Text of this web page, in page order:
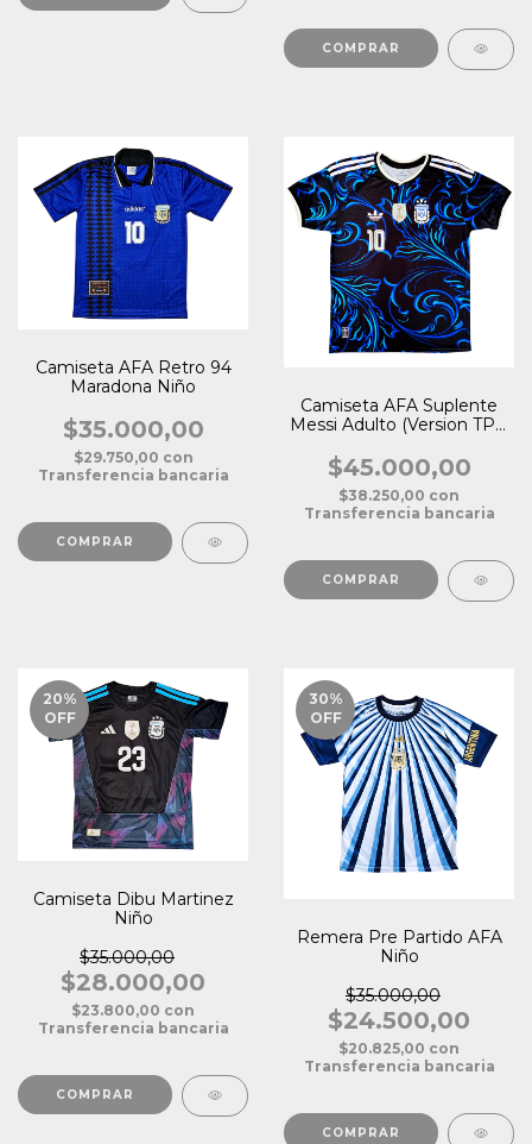
COMPRAR
Camiseta AFA Retro 94
Maradona Niño
$35.000,00
$29.750,00 con
Transferencia bancaria
COMPRAR
Camiseta AFA Suplente
Messi Adulto (Version TPU
$45.000,00
$38.250,00 con
Transferencia bancaria
COMPRAR
20%
OFF
Camiseta Dibu Martinez
Niño
$35.000,00
$28.000,00
$23.800,00 con
Transferencia bancaria
COMPRAR
30%
OFF
Remera Pre Partido AFA
Niño
$35.000,00
$24.500,00
$20.825,00 con
Transferencia bancaria
COMPRAR